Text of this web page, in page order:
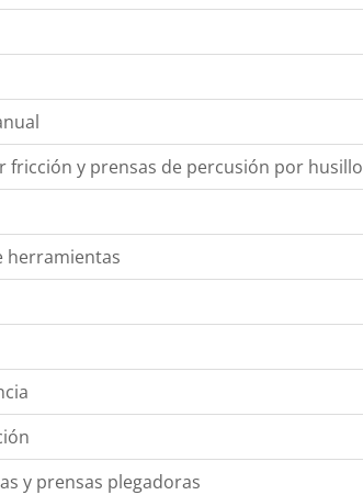
fricción y prensas de percusión por husillo
herramientas
y prensas plegadoras